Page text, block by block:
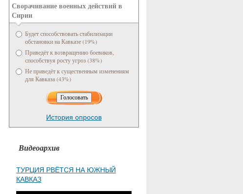
Сворачивание военных действий в
Сирии
Будет способствовать стабилизации
обстановки на Кавказе (19%)
Приведёт к возвращению боевиков,
способствуя росту угроз (38%)
Не приведёт к существенным изменениям
для Кавказа (43%)
История опросов
Видеоархив
ТУРЦИЯ РВЁТСЯ НА ЮЖНЫЙ
КАВКАЗ